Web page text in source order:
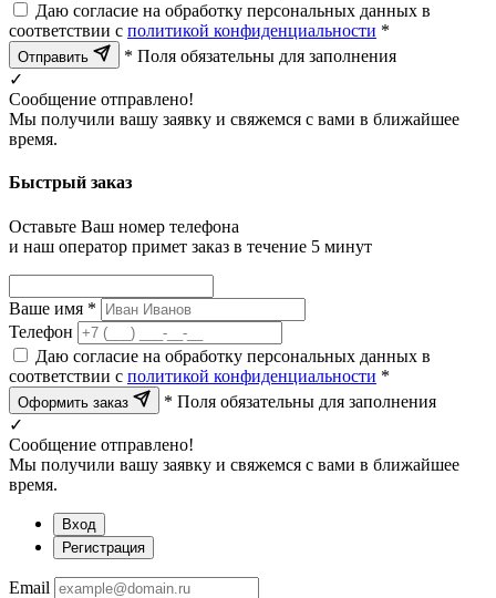
Даю согласие на обработку персональных данных в
соответствии с политикой конфиденциальности *
Отправить
* Поля обязательны для заполнения
✓
Сообщение отправлено!
Мы получили вашу заявку и свяжемся с вами в ближайшее
время.
Быстрый заказ
Оставьте Ваш номер телефона
и наш оператор примет заказ в течение 5 минут
Ваше имя *
Телефон
Даю согласие на обработку персональных данных в
соответствии с политикой конфиденциальности *
Оформить заказ
* Поля обязательны для заполнения
✓
Сообщение отправлено!
Мы получили вашу заявку и свяжемся с вами в ближайшее
время.
Вход
Регистрация
Email